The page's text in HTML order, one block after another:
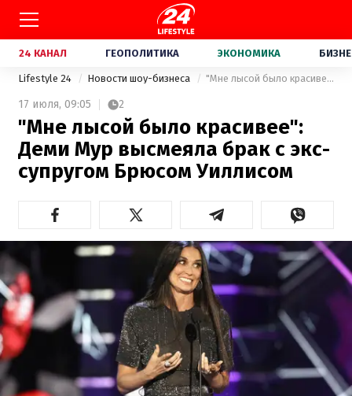
24 КАНАЛ ГЕОПОЛИТИКА ЭКОНОМИКА
Lifestyle 24 Новости шоу-бизнеса "Мне лысой было красивее": Деми Мур высмеяла брак с экс-супругом Брюсом Уиллисом
17 июля, 09:05 2
"Мне лысой было красивее":
Деми Мур высмеяла брак с экс-
супругом Брюсом Уиллисом